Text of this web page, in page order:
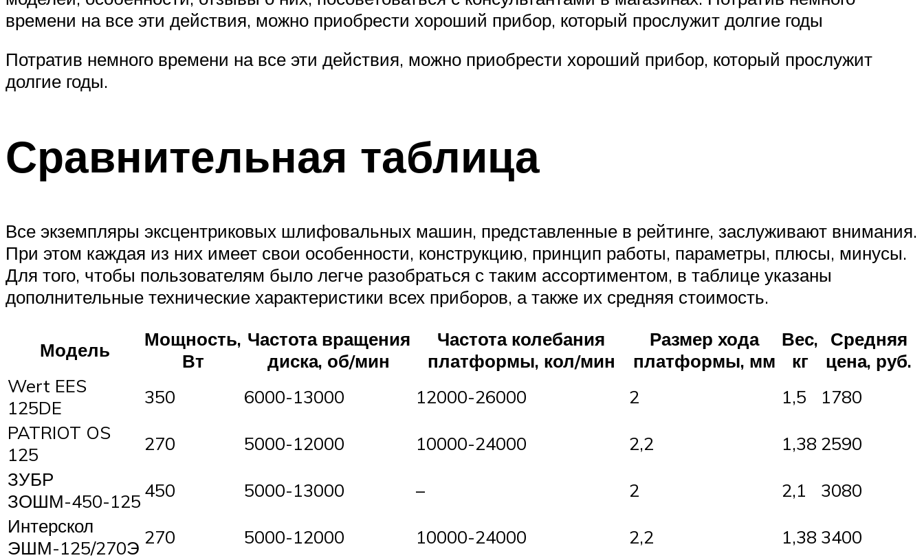
времени на все эти действия, можно приобрести хороший прибор, который прослужит долгие годы
Потратив немного времени на все эти действия, можно приобрести хороший прибор, который прослужит
долгие годы.
Сравнительная таблица
Все экземпляры эксцентриковых шлифовальных машин, представленные в рейтинге, заслуживают внимания.
При этом каждая из них имеет свои особенности, конструкцию, принцип работы, параметры, плюсы, минусы.
Для того, чтобы пользователям было легче разобраться с таким ассортиментом, в таблице указаны
дополнительные технические характеристики всех приборов, а также их средняя стоимость.
Модель
Мощность,
Вт
Частота вращения
диска, об/мин
Частота колебания
платформы, кол/мин
Размер хода
платформы, мм
Вес,
кг
Средняя
цена, руб.
Wert EES
125DE
350 6000-13000 12000-26000 2 1,5
1780
PATRIOT OS
125
270 5000-12000 10000-24000 2,2 1,38 2590
ЗУБР
ЗОШМ-450-125 450 5000-13000 – 2 2,1
3080
Интерскол
ЭШМ-125/270Э 270 5000-12000 10000-24000 2,2 1,38 3400